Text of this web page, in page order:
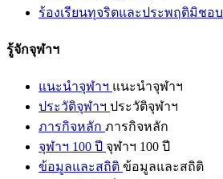
ร้องเรียนทุจริตและประพฤติมิชอบ
รู้จักจุฬาฯ
แนะนำจุฬาฯ แนะนำจุฬาฯ
ประวัติจุฬาฯ ประวัติจุฬาฯ
ภารกิจหลัก ภารกิจหลัก
จุฬาฯ 100 ปี จุฬาฯ 100 ปี
ข้อมูลและสถิติ ข้อมูลและสถิติ